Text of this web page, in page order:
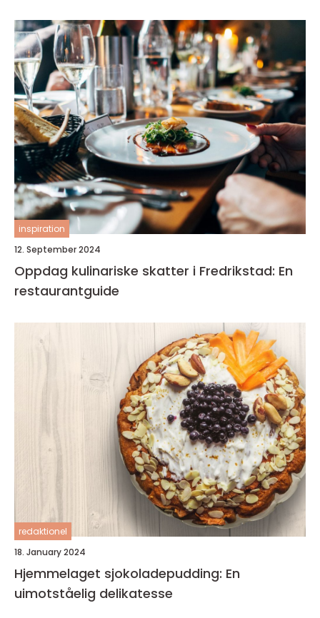
inspiration
12. September 2024
Oppdag kulinariske skatter i Fredrikstad: En
restaurantguide
redaktionel
18. January 2024
Hjemmelaget sjokoladepudding: En
uimotståelig delikatesse